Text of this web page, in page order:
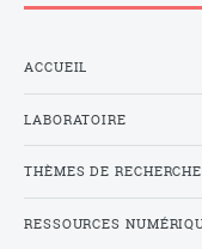
Le
ACCUEIL
LABORATOIRE
THÈMES DE RECHERCHE
RESSOURCES